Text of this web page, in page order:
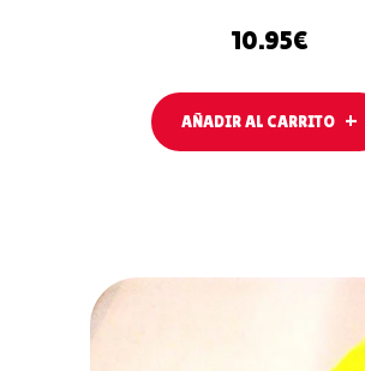
10.95€
AÑADIR AL CARRITO